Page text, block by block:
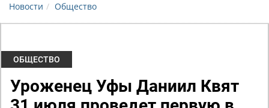
Новости Общество
ОБЩЕСТВО
Уроженец Уфы Даниил Квят